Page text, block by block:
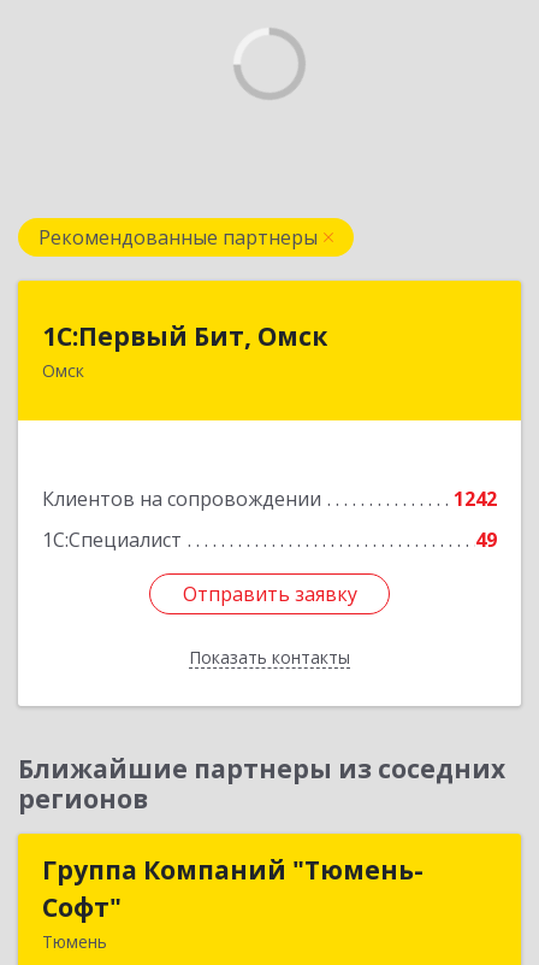
Рекомендованные партнеры
1С:Первый Бит, Омск
Омск
Клиентов на сопровождении
1242
1С:Специалист
49
Отправить заявку
Показать контакты
644099, Омская обл, Омск г, Гагарина ул, дом №
Отправить заявку
Назад
Ближайшие партнеры из соседних
регионов
Группа Компаний "Тюмень-
Софт"
Тюмень
Группа Компаний "Тюмень-